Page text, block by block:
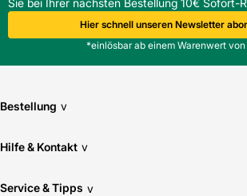
Sie bei Ihrer nächsten Bestellung 10€ Sofort-
Hier schnell unseren Newsletter
*einlösbar ab einem Warenwert
Bestellung v
Hilfe & Kontakt v
Service & Tipps v